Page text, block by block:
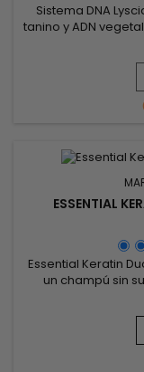
Sistema DNA
tanino y ADN
para alisar hasta
reparar, nutrir
puntas. Su
ceramidas
ESSENTIAL
Essential Keratin
un champú sin
queratina y
Essential Keratin
y nutre el
acentúa los